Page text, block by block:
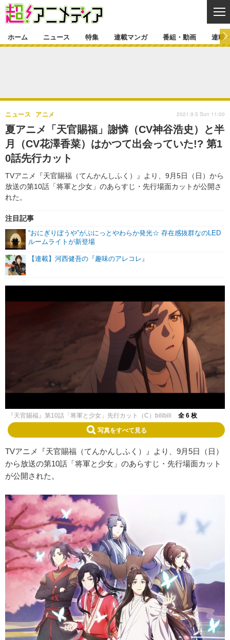
ゲーム・アプリ マンガ
グッズ イベント
声優
舞台 新帝スタ
特集一覧 カバー
ラキりす
連載マンガ
連載マンガ一覧 連載一覧
番組・動画
番組・動画一覧 ラジオ
動画
連載・ブログ
連載・ブログ一覧
編集部ブログ・お知らせ
ホーム ニュース 特集 連載マンガ 番組・動画 連載
夏アニメ「天官賜福」謝憐（CV神谷浩史）と半
月（CV花澤香菜）はかつて出会っていた!? 第1
0話先行カット
TVアニメ『天官賜福（てんかんしふく）』より、9月5日（日）から
放送の第10話「将軍と少女」のあらすじ・先行場面カットが公開さ
れた。
ニュース アニメ
注目記事
“おにぎりぼうや”がぷにっとやわらか発光☆ 存在感抜群なのLED
ルームライトが新登場
【連載】河西健吾の『趣味のアレコレ』
2021.9.5 Sun 11:00
『天官賜福』第10話「将軍と少女」先行カット（C）bilibili 全 6 枚
写真をすべて見る
TVアニメ『天官賜福（てんかんしふく）』より、9月5日（日）
から放送の第10話「将軍と少女」のあらすじ・先行場面カット
が公開された。